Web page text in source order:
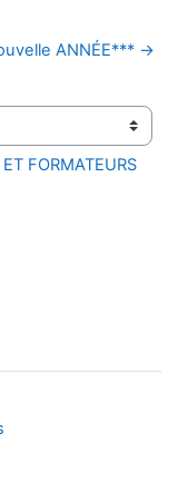
ANNÉE*** →
FORMATEURS